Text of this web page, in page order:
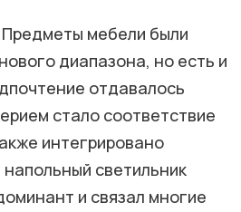
мебели были
диапазона, но есть и
отдавалось
стало соответствие
интегрировано
светильник
и связал многие